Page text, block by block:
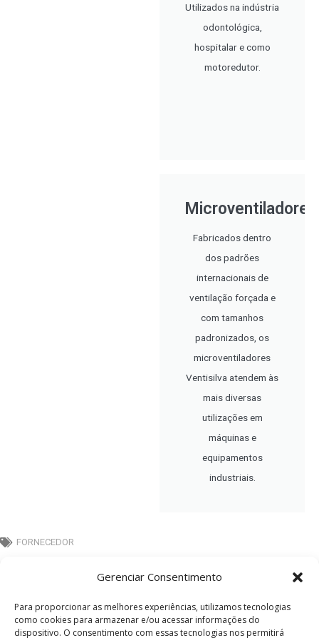
Gerenciar Consentimento
Para proporcionar as melhores experiências, utilizamos tecnologias
como cookies para armazenar e/ou acessar informações do
dispositivo. O consentimento com essas tecnologias nos permitirá
Utilizados na indústria
odontológica,
hospitalar e como
motoredutor.
Microventiladores
Fabricados dentro
dos padrões
internacionais de
ventilação forçada e
com tamanhos
padronizados, os
microventiladores
Ventisilva atendem às
mais diversas
utilizações em
máquinas e
equipamentos
industriais.
FORNECEDOR
FACEBOOK